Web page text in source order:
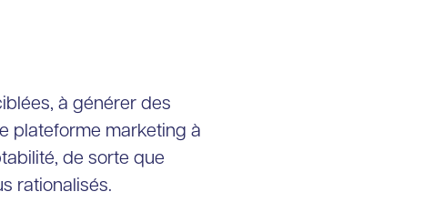
à générer des
plateforme marketing à
de sorte que
rationalisés.